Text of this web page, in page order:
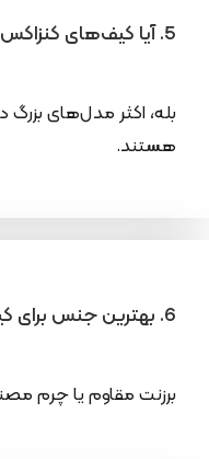
5. آیا کیف‌های کنزاکس دارای بند دوشی هستند؟
بله، اکثر مدل‌های بزرگ
هستند.
6. بهترین جنس برای کیف ابزار چیست؟
برزنت مقاوم یا چرم